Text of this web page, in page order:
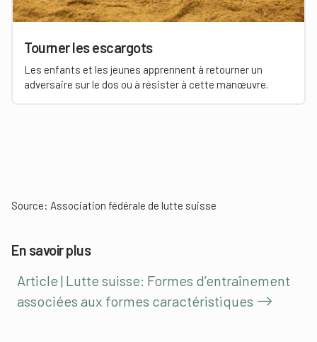
Tourner les escargots
Les enfants et les jeunes apprennent à retourner un
adversaire sur le dos ou à résister à cette manœuvre.
Source: Association fédérale de lutte suisse
En savoir plus
Article | Lutte suisse: Formes d’entraînement
associées aux formes caractéristiques